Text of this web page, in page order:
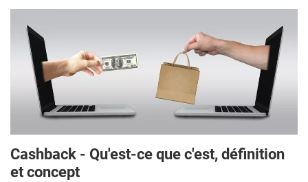
Cashback - Qu'est-ce que c'est, définition
et concept